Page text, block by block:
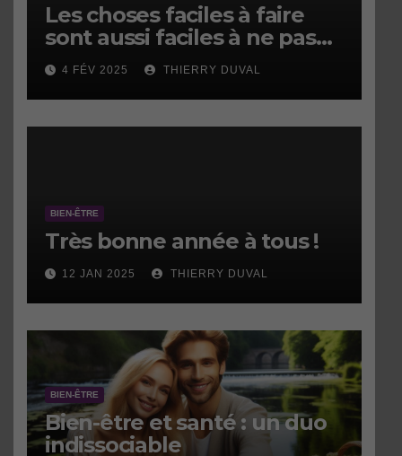
Les choses faciles à faire
sont aussi faciles à ne pas
faire.
4 FÉV 2025 THIERRY DUVAL
BIEN-ÊTRE
Très bonne année à tous !
12 JAN 2025 THIERRY DUVAL
BIEN-ÊTRE
Bien-être et santé : un duo
indissociable